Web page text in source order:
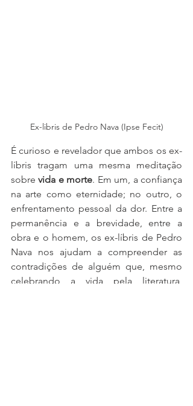
Ex-libris de Pedro Nava (Ipse Fecit)
É curioso e revelador que ambos os ex-
líbris tragam uma mesma meditação
sobre vida e morte. Em um, a confiança
na arte como eternidade; no outro, o
enfrentamento pessoal da dor. Entre a
permanência e a brevidade, entre a
obra e o homem, os ex-líbris de Pedro
Nava nos ajudam a compreender as
contradições de alguém que, mesmo
celebrando a vida pela literatura,